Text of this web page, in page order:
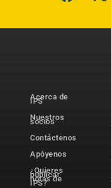
Acerca de
IPS
Nuestros
socios
Contáctenos
Apóyenos
¿Quieres
publicar
notas de
IPS?